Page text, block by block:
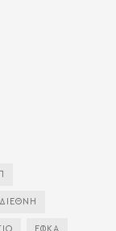
ΔΙΕΘΝΗ
ΕΦΚΑ